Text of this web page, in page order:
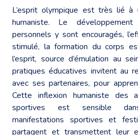
L’esprit olympique est très lié à
humaniste. Le développement
personnels y sont encouragés,
stimulé, la formation du corps
l’esprit, source d’émulation au
pratiques éducatives invitent au
avec ses partenaires, pour
Cette inflexion humaniste des
sportives est sensible
manifestations sportives et
partagent et transmettent leur